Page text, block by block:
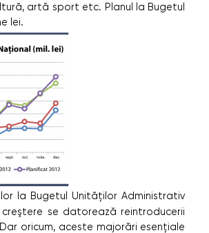
artă sport etc. Planul la Bugetul
lei.
la Bugetul Unităţilor Administrativ
se datorează reintroducerii
oricum, aceste majorări esenţiale